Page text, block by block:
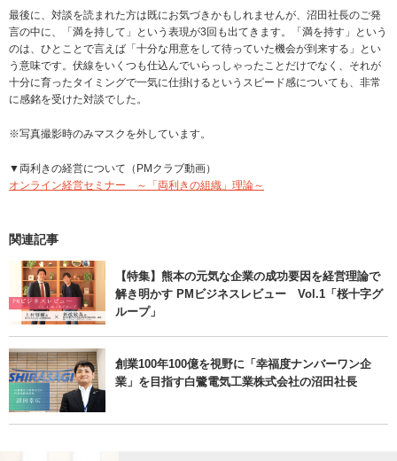
最後に、対談を読まれた方は既にお気づきかもしれませんが、沼田社長のご発
言の中に、「満を持して」という表現が3回も出てきます。「満を持す」という
のは、ひとことで言えば「十分な用意をして待っていた機会が到来する」とい
う意味です。伏線をいくつも仕込んでいらっしゃったことだけでなく、それが
十分に育ったタイミングで一気に仕掛けるというスピード感についても、非常
に感銘を受けた対談でした。
※写真撮影時のみマスクを外しています。
▼両利きの経営について（PMクラブ動画）
オンライン経営セミナー ～「両利きの組織」理論～
関連記事
【特集】熊本の元気な企業の成功要因を経営理論で
解き明かす PMビジネスレビュー Vol.1「桜十字グ
ループ」
創業100年100億を視野に「幸福度ナンバーワン企
業」を目指す白鷺電気工業株式会社の沼田社長